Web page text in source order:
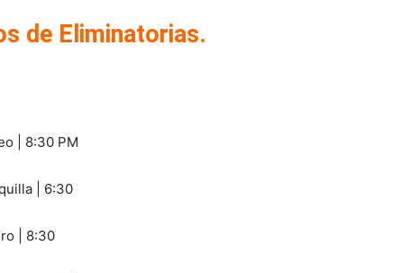
de Eliminatorias.
| 8:30 PM
| 6:30
| 8:30